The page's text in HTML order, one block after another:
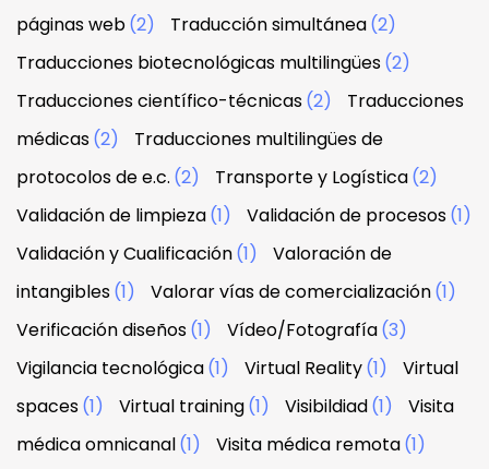
páginas web(2) Traducción simultánea(2)
Traducciones biotecnológicas multilingües(2)
Traducciones científico-técnicas(2)
Traducciones
médicas(2)
Traducciones multilingües de
protocolos de e.c. (2) Transporte y Logística(2)
Validación de limpieza(1) Validación de procesos(1)
Validación y Cualificación(1)
Valoración de
intangibles(1) Valorar vías de comercialización(1)
Verificación diseños(1) Vídeo/Fotografía(3)
Vigilancia tecnológica(1) Virtual Reality(1)
Virtual
spaces(1) Virtual training(1) Visibildiad(1)
Visita
médica omnicanal(1) Visita médica remota(1)